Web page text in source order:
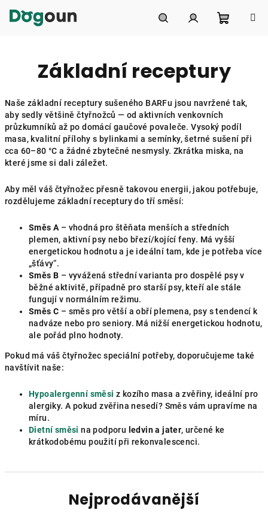
košík
Základní receptury
Naše základní receptury sušeného BARFu jsou navržené tak,
aby sedly většině čtyřnožců — od aktivních venkovních
průzkumníků až po domácí gaučové povaleče. Vysoký podíl
masa, kvalitní přílohy s bylinkami a semínky, šetrné sušení při
cca 60–80 °C a žádné zbytečné nesmysly. Zkrátka miska, na
které jsme si dali záležet.
Aby měl váš čtyřnožec přesně takovou energii, jakou potřebuje,
rozdělujeme základní receptury do tří směsí:
Směs A – vhodná pro štěňata menších a středních
plemen, aktivní psy nebo březí/kojící feny. Má vyšší
energetickou hodnotu a je ideální tam, kde je potřeba více
„šťávy“.
Směs B – vyvážená střední varianta pro dospělé psy v
běžné aktivitě, případně pro starší psy, kteří ale stále
fungují v normálním režimu.
Směs C – směs pro větší a obří plemena, psy s tendencí k
nadváze nebo pro seniory. Má nižší energetickou hodnotu,
ale pořád plno hodnoty.
Pokud má váš čtyřnožec speciální potřeby, doporučujeme také
navštívit naše:
Hypoalergenní směsi z kozího masa a zvěřiny, ideální pro
alergiky. A pokud zvěřina nesedí? Směs vám upravíme na
míru.
Dietní směsi na podporu ledvin a jater, určené ke
krátkodobému použití při rekonvalescenci.
Nejprodávanější